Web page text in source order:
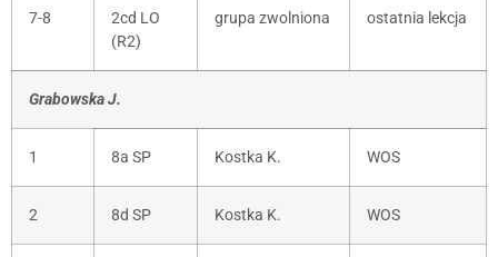
7-8
2cd LO
(R2)
grupa zwolniona ostatnia lekcja
Grabowska J.
1 8a SP Kostka K. WOS
2 8d SP Kostka K. WOS